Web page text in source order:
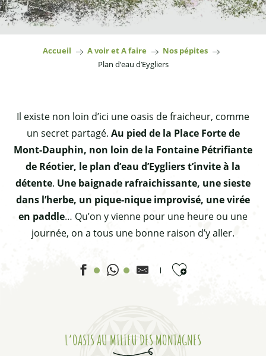
Accueil A voir et A faire
Nos pépites
Plan d’eau d’Eygliers
Il existe non loin d’ici une oasis de fraicheur, comme
un secret partagé. Au pied de la Place Forte de
Mont-Dauphin, non loin de la Fontaine Pétrifiante
de Réotier, le plan d’eau d’Eygliers t’invite à la
détente. Une baignade rafraichissante, une sieste
dans l’herbe, un pique-nique improvisé, une virée
en paddle… Qu’on y vienne pour une heure ou une
journée, on a tous une bonne raison d’y aller.
Ajouter aux
L’OASIS AU MILIEU DES MONTAGNES